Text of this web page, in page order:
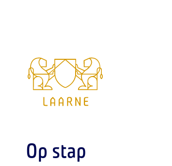
Gemeente
Laarne
Op stap